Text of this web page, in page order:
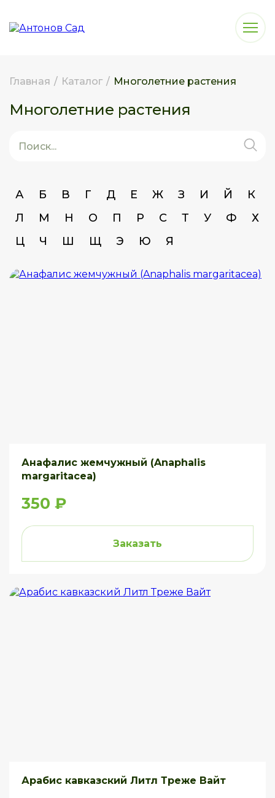
Главная / Каталог / Многолетние растения
Многолетние растения
А Б В Г Д Е Ж З И Й
К
Л
М Н О П Р С Т У Ф
Х
Ц
Ч Ш Щ Э Ю Я
Анафалис жемчужный (Anaphalis
margaritacea)
350 ₽
Заказать
Арабис кавказский Литл Треже Вайт